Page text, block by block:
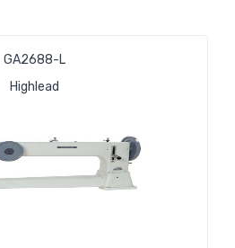
GА2688-L
Highlead